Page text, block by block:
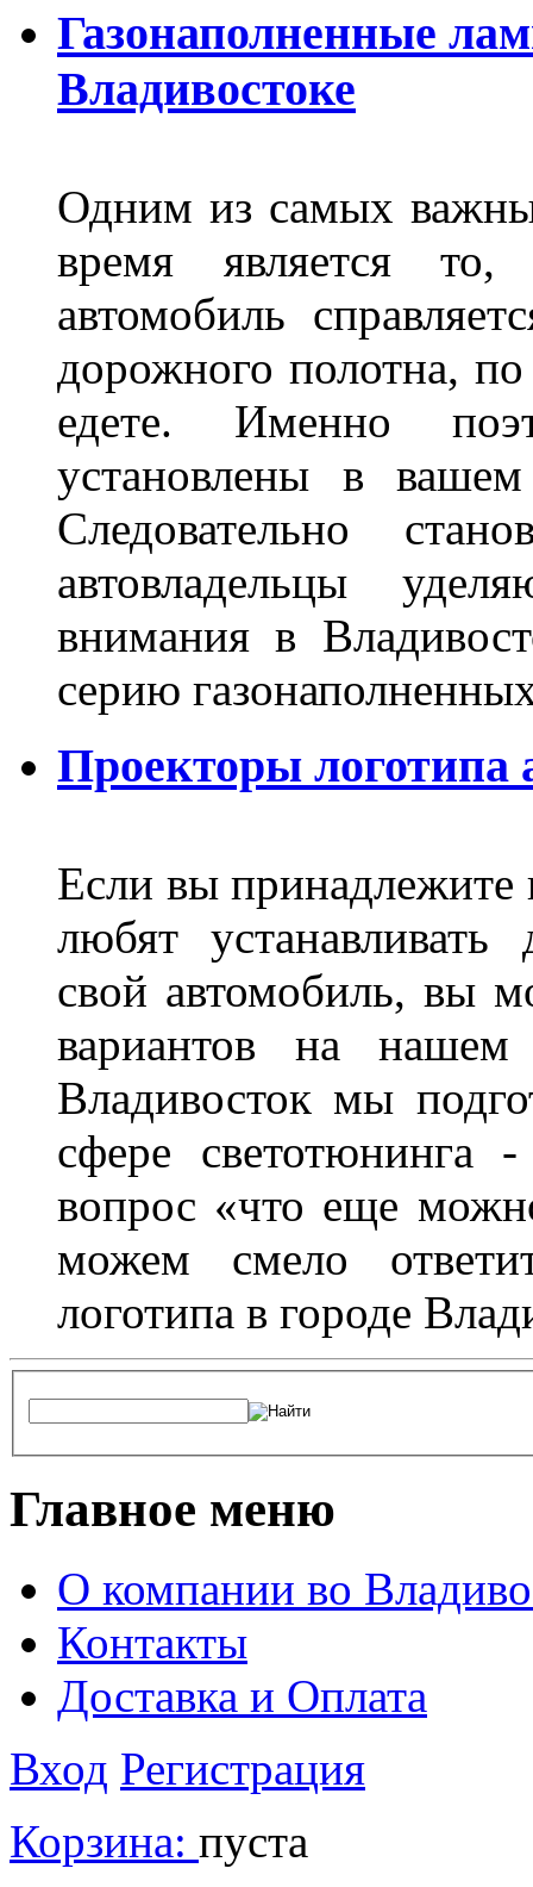
Газонаполненные
Владивостоке
Одним из самых
время является то,
автомобиль
дорожного полотна,
едете. Именно
установлены в
Следовательно
автовладельцы
внимания в
серию
Проекторы логотипа
Если вы принадлежите
любят устанавливать
свой автомобиль, вы
вариантов на
Владивосток мы
сфере светотюнинга
вопрос «что еще
можем смело
логотипа в городе
Главное меню
О компании во
Контакты
Доставка и Оплата
Вход Регистрация
Корзина: пуста